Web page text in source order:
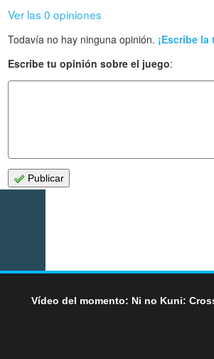
Ver las 0 opiniones
Todavía no hay ninguna opinión. ¡Escribe la
Escribe tu opinión sobre el juego:
Publicar
Vídeo del momento: Ni no Kuni: